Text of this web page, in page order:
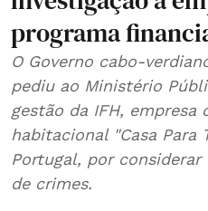
programa
O Governo cabo-
pediu ao Ministério
gestão da IFH, empresa
habitacional "Casa Para
Portugal, por
de crimes.